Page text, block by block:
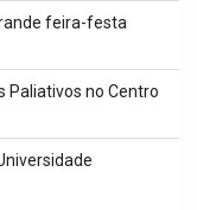
feira-festa
Paliativos no Centro